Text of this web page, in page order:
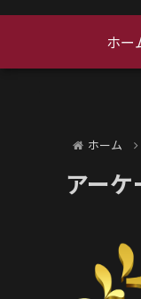
ホー
ホーム
アー